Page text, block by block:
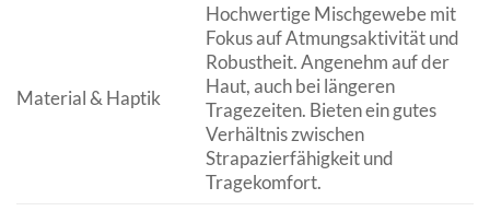
Material & Haptik
Hochwertige Mischgewebe mit
Fokus auf Atmungsaktivität und
Robustheit. Angenehm auf der
Haut, auch bei längeren
Tragezeiten. Bieten ein gutes
Verhältnis zwischen
Strapazierfähigkeit und
Tragekomfort.